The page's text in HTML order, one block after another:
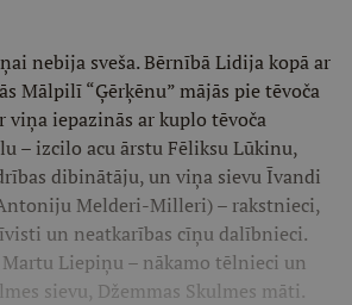
nebija sveša. Bērnībā Lidija kopā ar
Mālpilī “Ģērķēnu” mājās pie tēvoča
viņa iepazinās ar kuplo tēvoča
– izcilo acu ārstu Fēliksu Lūkinu,
dibinātāju, un viņa sievu Īvandi
Melderi-Milleri) – rakstnieci,
un neatkarības cīņu dalībnieci.
Liepiņu – nākamo tēlnieci un
sievu, Džemmas Skulmes māti.